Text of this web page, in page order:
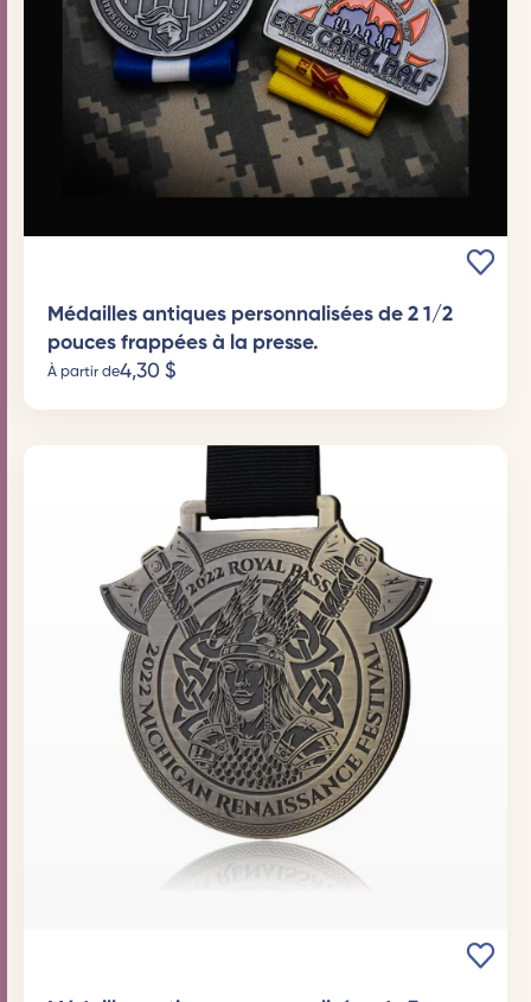
Médailles antiques personnalisées de 2 1/2
pouces frappées à la presse.
À partir de4,30 $